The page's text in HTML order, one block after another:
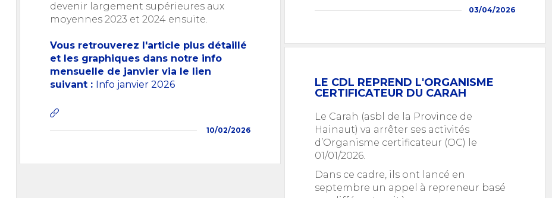
03/04/2026
devenir largement supérieures aux
moyennes 2023 et 2024 ensuite.
Vous retrouverez l'article plus détaillé
et les graphiques dans notre info
mensuelle de janvier via le lien
suivant : Info janvier 2026
10/02/2026
LE CDL REPREND L'ORGANISME
CERTIFICATEUR DU CARAH
Le Carah (asbl de la Province de
Hainaut) va arrêter ses activités
d’Organisme certificateur (OC) le
01/01/2026.
Dans ce cadre, ils ont lancé en
septembre un appel à repreneur basé